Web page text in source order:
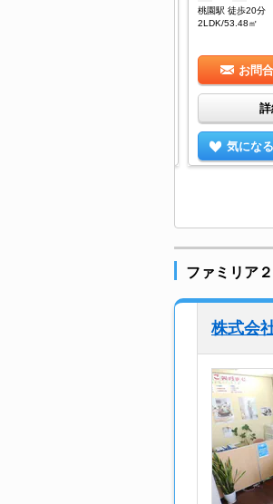
桃園駅 徒歩20分
2LDK/53.48㎡
お問
気にな
ファミリア
株式会